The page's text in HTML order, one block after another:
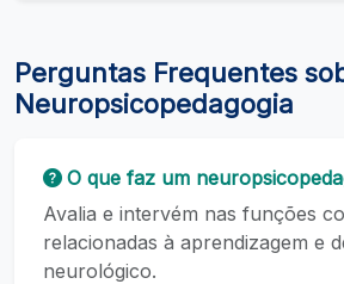
Perguntas Frequentes
Neuropsicopedagogia
O que faz um
Avalia e intervém nas funções
relacionadas à aprendizagem e
neurológico.